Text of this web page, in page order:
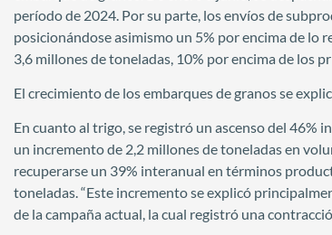
período de 2024. Por su parte, los envíos de
posicionándose asimismo un 5% por encima de lo
3,6 millones de toneladas, 10% por encima de los
El crecimiento de los embarques de granos se
En cuanto al trigo, se registró un ascenso del 46%
un incremento de 2,2 millones de toneladas en
recuperarse un 39% interanual en términos
toneladas. “Este incremento se explicó
de la campaña actual, la cual registró una